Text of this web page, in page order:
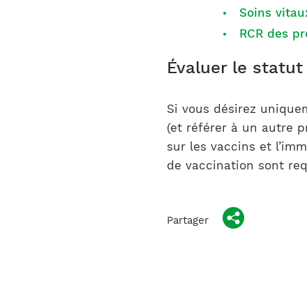
Soins
RCR des
Évaluer le
Si vous désirez
(et référer à un autre
sur les vaccins et
de vaccination sont
Partager